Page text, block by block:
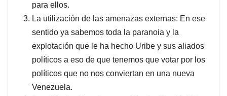
para ellos.
La utilización de las amenazas externas: En ese
sentido ya sabemos toda la paranoia y la
explotación que le ha hecho Uribe y sus aliados
políticos a eso de que tenemos que votar por los
políticos que no nos conviertan en una nueva
Venezuela.